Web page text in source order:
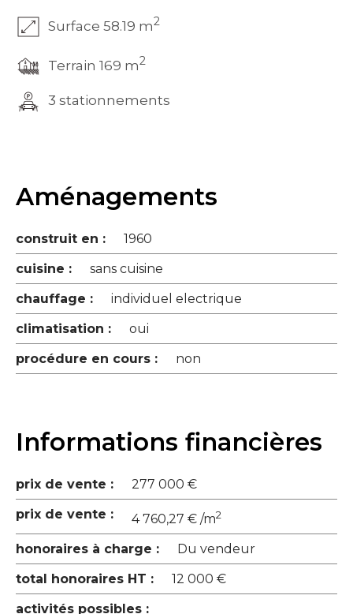
Surface 58.19 m2
Terrain 169 m2
3 stationnements
Aménagements
construit en :
1960
cuisine :
sans cuisine
chauffage :
individuel electrique
climatisation :
oui
procédure en cours :
non
Informations financières
prix de vente :
277 000 €
prix de vente :
4 760,27 € /m2
honoraires à charge :
Du vendeur
total honoraires HT :
12 000 €
activités possibles :